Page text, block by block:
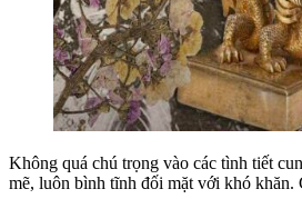
Không quá chú trọng vào các tình tiết
mẽ, luôn bình tĩnh đối mặt với khó khăn.